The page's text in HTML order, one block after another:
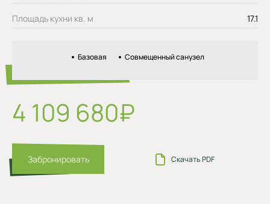
Площадь кухни кв. м 17.1
Базовая Совмещенный санузел
4 109 680₽
Забронировать Скачать PDF